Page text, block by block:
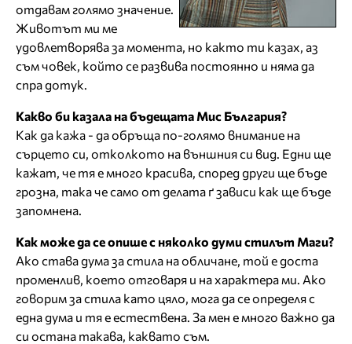
отдавам голямо значение.
Животът ми ме
удовлетворява за момента, но както ти казах, аз
съм човек, който се развива постоянно и няма да
спра дотук.
Какво би казала на бъдещата Мис България?
Как да кажа - да обръща по-голямо внимание на
сърцето си, отколкото на външния си вид. Едни ще
кажат, че тя е много красива, според други ще бъде
грозна, така че само от делата ґ зависи как ще бъде
запомнена.
Как може да се опише с няколко думи стилът Маги?
Ако става дума за стила на обличане, той е доста
променлив, което отговаря и на характера ми. Ако
говорим за стила като цяло, мога да се определя с
една дума и тя е естествена. За мен е много важно да
си остана такава, каквато съм.